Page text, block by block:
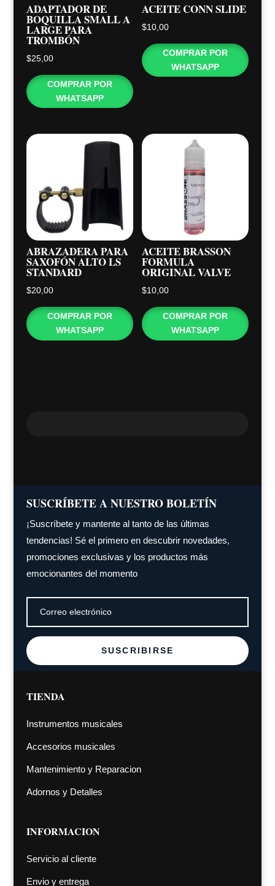
ADAPTADOR DE
BOQUILLA SMALL A
LARGE PARA
TROMBÓN
$25,00
COMPRAR POR
WHATSAPP
ACEITE CONN SLIDE
$10,00
COMPRAR POR
WHATSAPP
ABRAZADERA PARA
SAXOFÓN ALTO LS
STANDARD
$20,00
COMPRAR POR
WHATSAPP
ACEITE BRASSON
FORMULA
ORIGINAL VALVE
$10,00
COMPRAR POR
WHATSAPP
SUSCRÍBETE A NUESTRO BOLETÍN
¡Suscríbete y mantente al tanto de las últimas
tendencias! Sé el primero en descubrir novedades,
promociones exclusivas y los productos más
emocionantes del momento
SUSCRIBIRSE
TIENDA
Instrumentos musicales
Accesorios musicales
Mantenimiento y Reparacion
Adornos y Detalles
INFORMACION
Servicio al cliente
Envio y entrega